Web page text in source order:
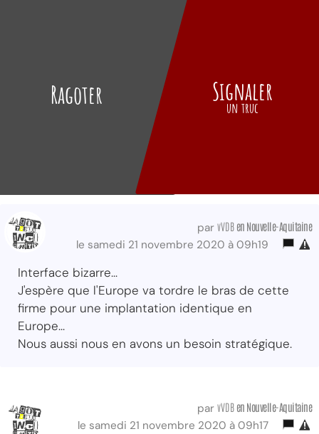
Ragoter Signaler
un truc
par vVDB en Nouvelle-Aquitaine
le samedi 21 novembre 2020 à 09h19
Interface bizarre...
J'espère que l'Europe va tordre le bras de cette
firme pour une implantation identique en
Europe...
Nous aussi nous en avons un besoin stratégique.
par vVDB en Nouvelle-Aquitaine
le samedi 21 novembre 2020 à 09h17